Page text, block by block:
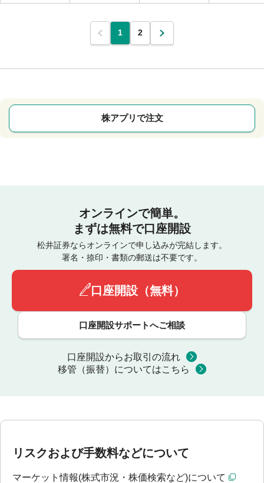
1 2
株アプリで注文
オンラインで簡単。
まずは無料で口座開設
松井証券ならオンラインで申し込みが完結します。
署名・捺印・書類の郵送は不要です。
口座開設（無料）
口座開設サポートへご相談
口座開設からお取引の流れ
移管（振替）についてはこちら
リスクおよび手数料などについて
マーケット情報(株式市況・株価検索など)について